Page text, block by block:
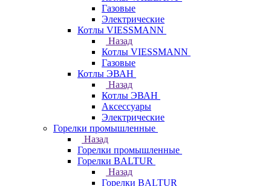
Газовые
Электрические
Котлы VIESSMANN
Назад
Котлы VIESSMANN
Газовые
Котлы ЭВАН
Назад
Котлы ЭВАН
Аксессуары
Электрические
Горелки промышленные
Назад
Горелки промышленные
Горелки BALTUR
Назад
Горелки BALTUR